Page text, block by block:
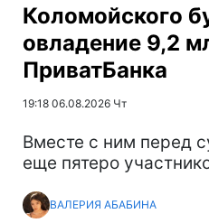
Коломойского
овладение 9,2
ПриватБанка
19:18 06.08.2026 Чт
Вместе с ним перед
еще пятеро
ВАЛЕРИЯ АБАБИНА